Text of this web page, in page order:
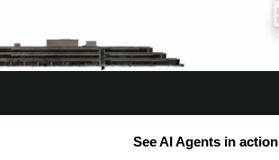
See AI Agents in action